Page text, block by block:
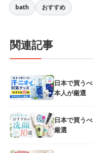
bath おすすめ
関連記事
日本で買う
本人が厳選
日本で買う
厳選